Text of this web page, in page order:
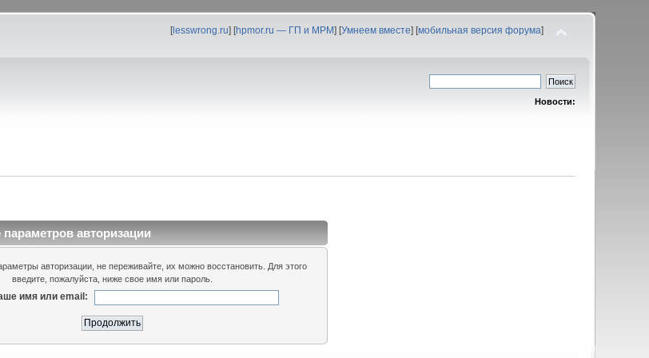
[lesswrong.ru] [hpmor.ru — ГП и МРМ] [Умнеем вместе] [мобильная версия форума]
Новости:
авторизации
авторизации, не переживайте, их можно восстановить. Для этого
введите, пожалуйста, ниже свое имя или пароль.
имя или email: